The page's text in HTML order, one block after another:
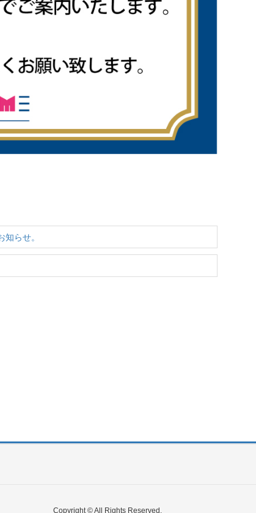
らせ。
Copyright © All Rights Reserved.